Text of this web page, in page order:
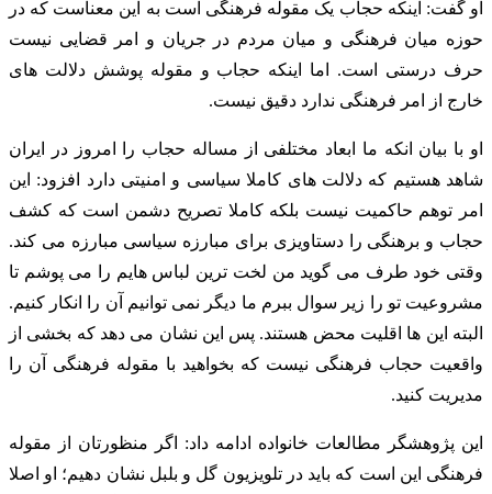
او گفت: اینکه حجاب یک مقوله فرهنگی است به این معناست که در
حوزه میان فرهنگی و میان مردم در جریان و امر قضایی نیست
حرف درستی است. اما اینکه حجاب و مقوله پوشش دلالت های
خارج از امر فرهنگی ندارد دقیق نیست.
او با بیان انکه ما ابعاد مختلفی از مساله حجاب را امروز در ایران
شاهد هستیم که دلالت های کاملا سیاسی و امنیتی دارد افزود: این
امر توهم حاکمیت نیست بلکه کاملا تصریح دشمن است که کشف
حجاب و برهنگی را دستاویزی برای مبارزه سیاسی مبارزه می کند.
وقتی خود طرف می گوید من لخت ترین لباس هایم را می پوشم تا
مشروعیت تو را زیر سوال ببرم ما دیگر نمی توانیم آن را انکار کنیم.
البته این ها اقلیت محض هستند. پس این نشان می دهد که بخشی از
واقعیت حجاب فرهنگی نیست که بخواهید با مقوله فرهنگی آن را
مدیریت کنید.
این پژوهشگر مطالعات خانواده ادامه داد: اگر منظورتان از مقوله
فرهنگی این است که باید در تلویزیون گل و بلبل نشان دهیم؛ او اصلا